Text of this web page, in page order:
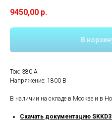
9450,00 р.
В
Ток: 380 A
Напряжение: 1800 В
В наличии на складе в Москве и в
Скачать документацию